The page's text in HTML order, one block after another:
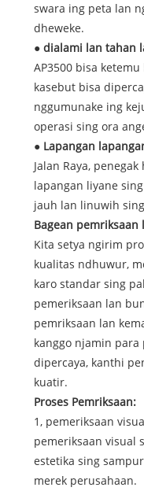
swara ing peta lan
dheweke.
● dialami lan tahan
AP3500 bisa
kasebut bisa
nggumunake ing
operasi sing ora
● Lapangan
Jalan Raya,
lapangan liyane
jauh lan linuwih
Bagean pemriksaan
Kita setya ngirim
kualitas ndhuwur,
karo standar sing
pemeriksaan lan
pemriksaan lan
kanggo njamin
dipercaya, kanthi
kuatir.
Proses Pemriksaan:
1, pemeriksaan
pemeriksaan visual
estetika sing
merek perusahaan.